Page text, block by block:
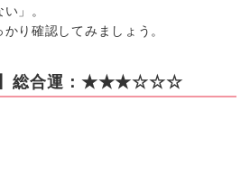
」。
り確認してみましょう。
】総合運：★★★☆☆☆